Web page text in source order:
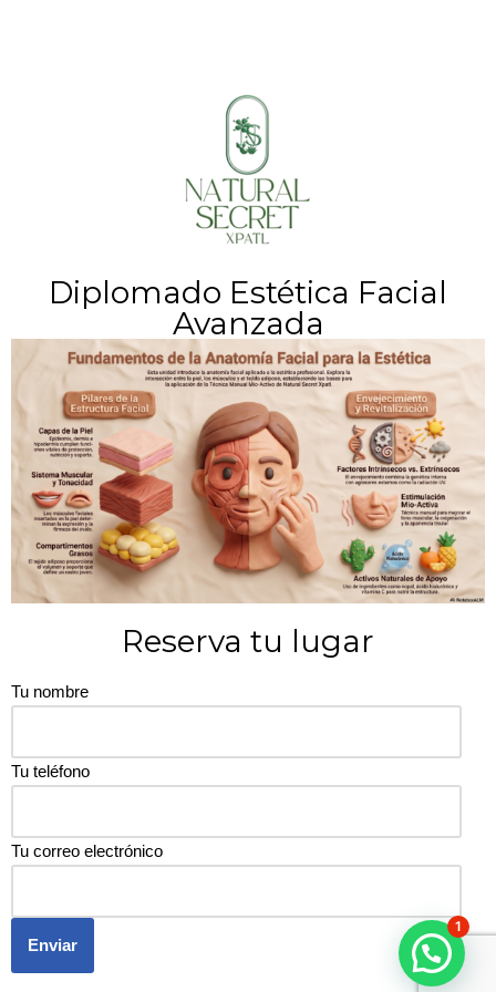
Diplomado Estética Facial
Avanzada
Reserva tu lugar
Tu nombre
Tu teléfono
Tu correo electrónico
1